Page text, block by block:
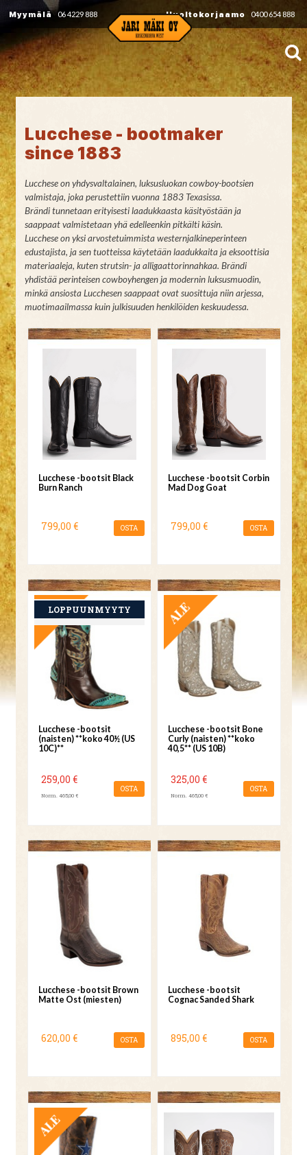
Myymälä 06 4229 888 Huoltokorjaamo 0400 654 888
Lucchese - bootmaker
since 1883
Lucchese on yhdysvaltalainen, luksusluokan cowboy-bootsien
valmistaja, joka perustettiin vuonna 1883 Texasissa.
Brändi tunnetaan erityisesti laadukkaasta käsityöstään ja
saappaat valmistetaan yhä edelleenkin pitkälti käsin.
Lucchese on yksi arvostetuimmista westernjalkineperinteen
edustajista, ja sen tuotteissa käytetään laadukkaita ja eksoottisia
materiaaleja, kuten strutsin- ja alligaattorinnahkaa. Brändi
yhdistää perinteisen cowboyhengen ja modernin luksusmuodin,
minkä ansiosta Lucchesen saappaat ovat suosittuja niin arjessa,
muotimaailmassa kuin julkisuuden henkilöiden keskuudessa.
Lucchese -bootsit Black
Burn Ranch
799,00 € OSTA
Lucchese -bootsit Corbin
Mad Dog Goat
799,00 € OSTA
Lucchese -bootsit
(naisten) **koko 40½ (US
10C)**
259,00 €
Norm. 465,00 €
OSTA
TARJOUS
Lucchese -bootsit Bone
Curly (naisten) **koko
40,5** (US 10B)
325,00 €
Norm. 465,00 €
OSTA
Lucchese -bootsit Brown
Matte Ost (miesten)
620,00 € OSTA
Lucchese -bootsit
Cognac Sanded Shark
895,00 € OSTA
TARJOUS